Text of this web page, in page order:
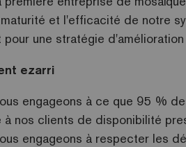
et l'efficacité de notre
pour une stratégie
ezarri
engageons à ce que 95 %
à nos clients de disponibilité
engageons à respecter les